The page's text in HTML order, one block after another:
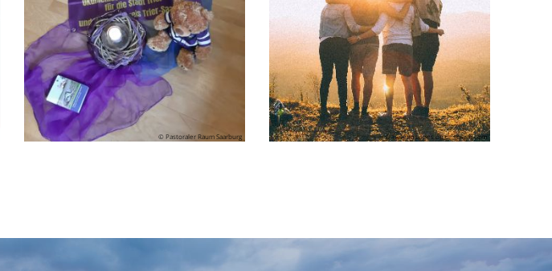
© Pastoraler Raum Saarburg © Helena Lopes on unsplash.com